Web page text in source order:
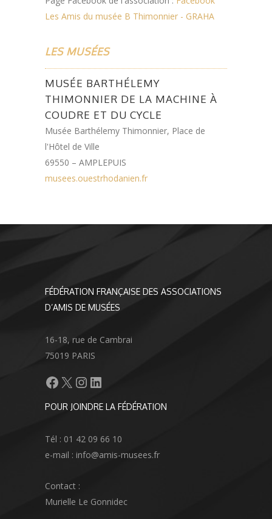
Les Amis du musée B Thimonnier - GRAHA
LES MUSÉES
MUSÉE BARTHÉLEMY
THIMONNIER DE LA MACHINE À
COUDRE ET DU CYCLE
Musée Barthélemy Thimonnier, Place de
l'Hôtel de Ville
69550 – AMPLEPUIS
musees.ouestrhodanien.fr
FÉDÉRATION FRANÇAISE DES ASSOCIATIONS
D’AMIS DE MUSÉES
16-18, rue de Cambrai
75019 PARIS
Facebook
X Instagram
LinkedIn
POUR JOINDRE LA FÉDÉRATION
Tél : 01 42 09 66 10
e-mail : info@amis-musees.fr
Contact :
Murielle Le Gonnidec